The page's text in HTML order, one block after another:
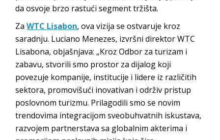
da osvoje brzo rastući segment tržišta.
ZaWTC Lisabon, ova vizija se ostvaruje kroz
saradnju. Luciano Menezes, izvršni direktor WTC
Lisabona, objašnjava: „Kroz Odbor za turizam i
zabavu, stvorili smo prostor za dijalog koji
povezuje kompanije, institucije i lidere iz različitih
sektora, promovišući inovativan i održiv pristup
poslovnom turizmu. Prilagodili smo se novim
trendovima integracijom sveobuhvatnih iskustava,
razvojem partnerstava sa globalnim akterima i